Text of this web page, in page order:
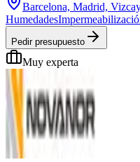
Barcelona, Madrid,
Humedades
Pedir presupuesto
Muy experta